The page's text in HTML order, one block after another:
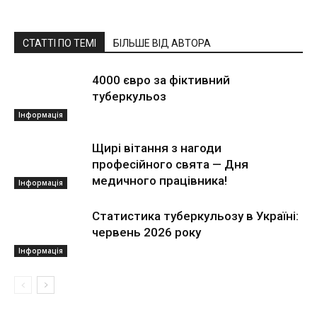
СТАТТІ ПО ТЕМІ БІЛЬШЕ ВІД АВТОРА
Інформація
4000 євро за фіктивний
туберкульоз
Інформація
Щирі вітання з нагоди
професійного свята — Дня
медичного працівника!
Інформація
Статистика туберкульозу в Україні:
червень 2026 року